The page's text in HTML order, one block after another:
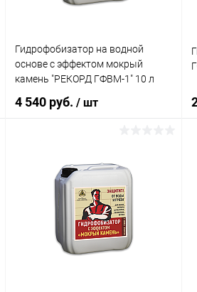
Гидрофобизатор на водной
основе с эффектом мокрый
камень "РЕКОРД ГФВМ-1" 10 л
4 540 руб. / шт
В корзину
Купить в 1 клик Сравнение
В избранное В наличии